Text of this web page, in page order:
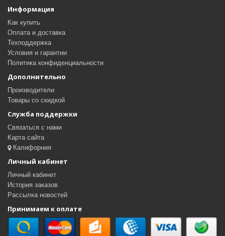
Информация
Как купить
Оплата и доставка
Техподдержка
Условия и гарантии
Политика конфиденциальности
Дополнительно
Производители
Товары со скидкой
Служба поддержки
Связаться с нами
Карта сайта
Калифорния
Личный кабинет
Личный кабинет
История заказов
Рассылка новостей
Принимаем к оплате